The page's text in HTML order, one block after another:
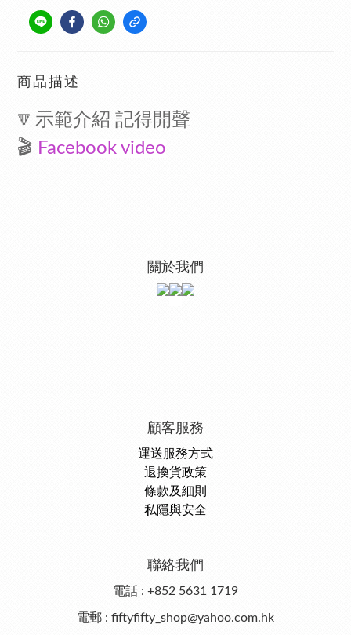
商品描述
🔻 示範介紹 記得開聲
🎬 Facebook video
關於我們
顧客服務
運送服務方式
退換貨政策
條款及細則
私隱與安全
聯絡我們
電話 : +852 5631 1719
電郵 : fiftyfifty_shop@yahoo.com.hk